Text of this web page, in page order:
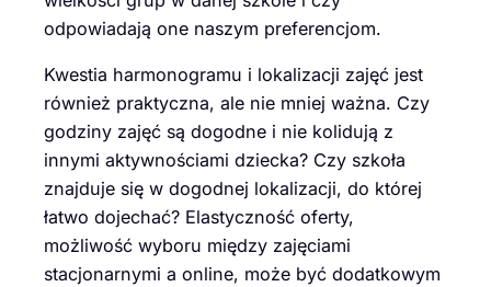
odpowiadają one naszym preferencjom.
Kwestia harmonogramu i lokalizacji zajęć jest
również praktyczna, ale nie mniej ważna. Czy
godziny zajęć są dogodne i nie kolidują z
innymi aktywnościami dziecka? Czy szkoła
znajduje się w dogodnej lokalizacji, do której
łatwo dojechać? Elastyczność oferty,
możliwość wyboru między zajęciami
stacjonarnymi a online, może być dodatkowym